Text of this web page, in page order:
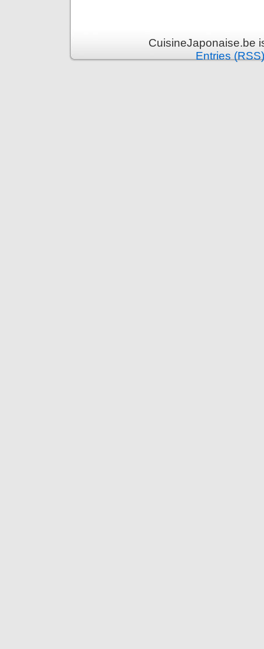
CuisineJaponaise.be
Entries (RSS)